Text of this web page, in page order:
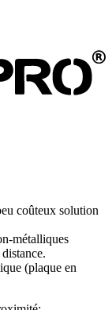
coûteux solution
métalliques
(plaque en